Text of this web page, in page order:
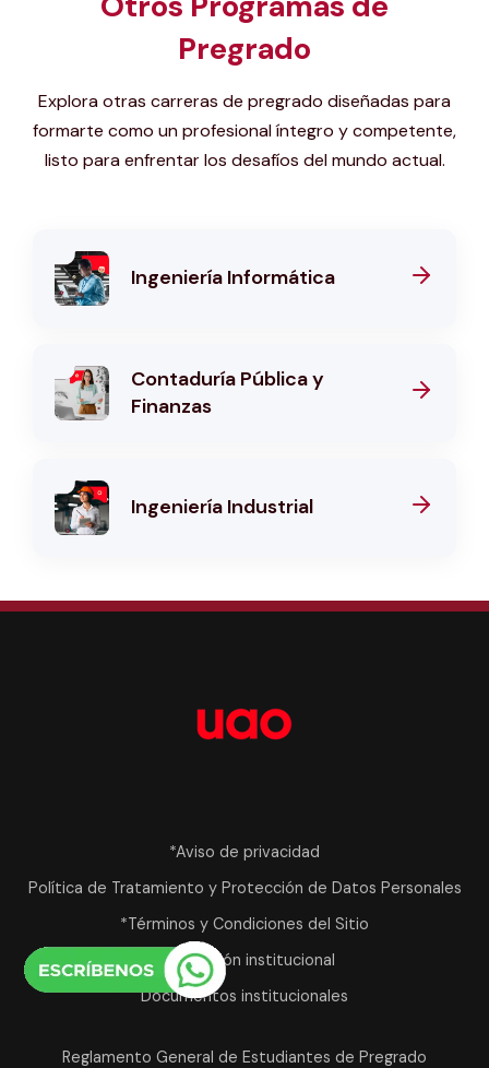
Pregrado
Explora otras carreras de pregrado diseñadas para
formarte como un profesional íntegro y competente,
listo para enfrentar los desafíos del mundo actual.
Ingeniería Informática
Contaduría Pública y
Finanzas
Ingeniería Industrial
*Aviso de privacidad
Política de Tratamiento y Protección de Datos Personales
*Términos y Condiciones del Sitio
Información institucional
Documentos institucionales
Reglamento General de Estudiantes de Pregrado